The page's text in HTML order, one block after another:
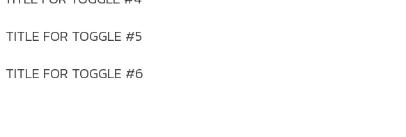
TITLE FOR TOGGLE #5
TITLE FOR TOGGLE #6